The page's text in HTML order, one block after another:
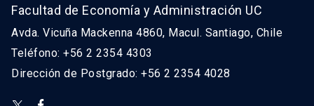
Facultad de Economía y Administración UC
Avda. Vicuña Mackenna 4860, Macul. Santiago, Chile
Teléfono: +56 2 2354 4303
Dirección de Postgrado: +56 2 2354 4028